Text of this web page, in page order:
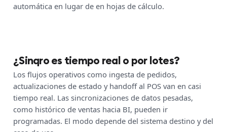
automática en lugar de en hojas de cálculo.
¿Sinqro es tiempo real o por lotes?
Los flujos operativos como ingesta de pedidos,
actualizaciones de estado y handoff al POS van en casi
tiempo real. Las sincronizaciones de datos pesadas,
como histórico de ventas hacia BI, pueden ir
programadas. El modo depende del sistema destino y del